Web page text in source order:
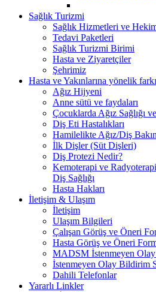
Sağlık Turizmi
Sağlık Hizmetleri ve
Tedavi Paketleri
Sağlık Turizmi Birimi
Hasta ve Ziyaretçiler
Şehrimiz
Hasta ve Yakınlarına yönelik
Ağız Hijyeni
Anne sütü ve faydaları
Çocuklarda Ağız Sağlığı
Diş Eti Hastalıkları
Hamilelikte Ağız/Diş
İlk Dişler (Süt Dişleri)
Diş Protezi Nedir?
Kemoterapi ve
Diş Sağlığı
Hasta Hakları
İletişim & Ulaşım
İletişim
Ulaşım Bilgileri
Çalışan Görüş ve Öneri
Hasta Görüş ve Öneri
MADSM İstenmeyen
İstenmeyen Olay Bildirim
Dahili Telefonlar
Yararlı Linkler